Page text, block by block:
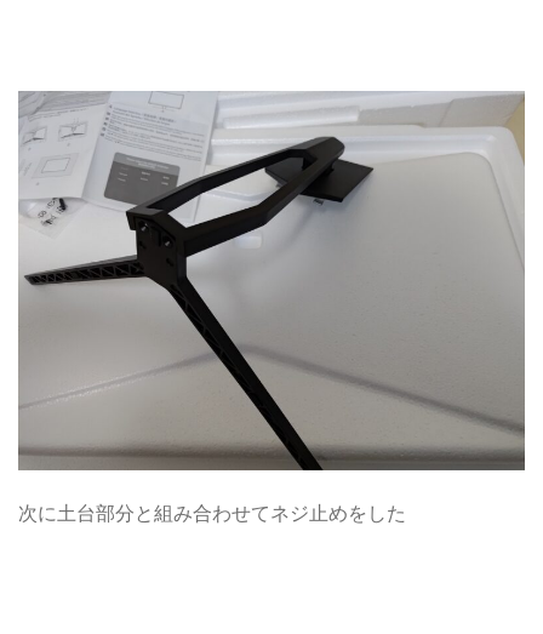
次に土台部分と組み合わせてネジ止めをした